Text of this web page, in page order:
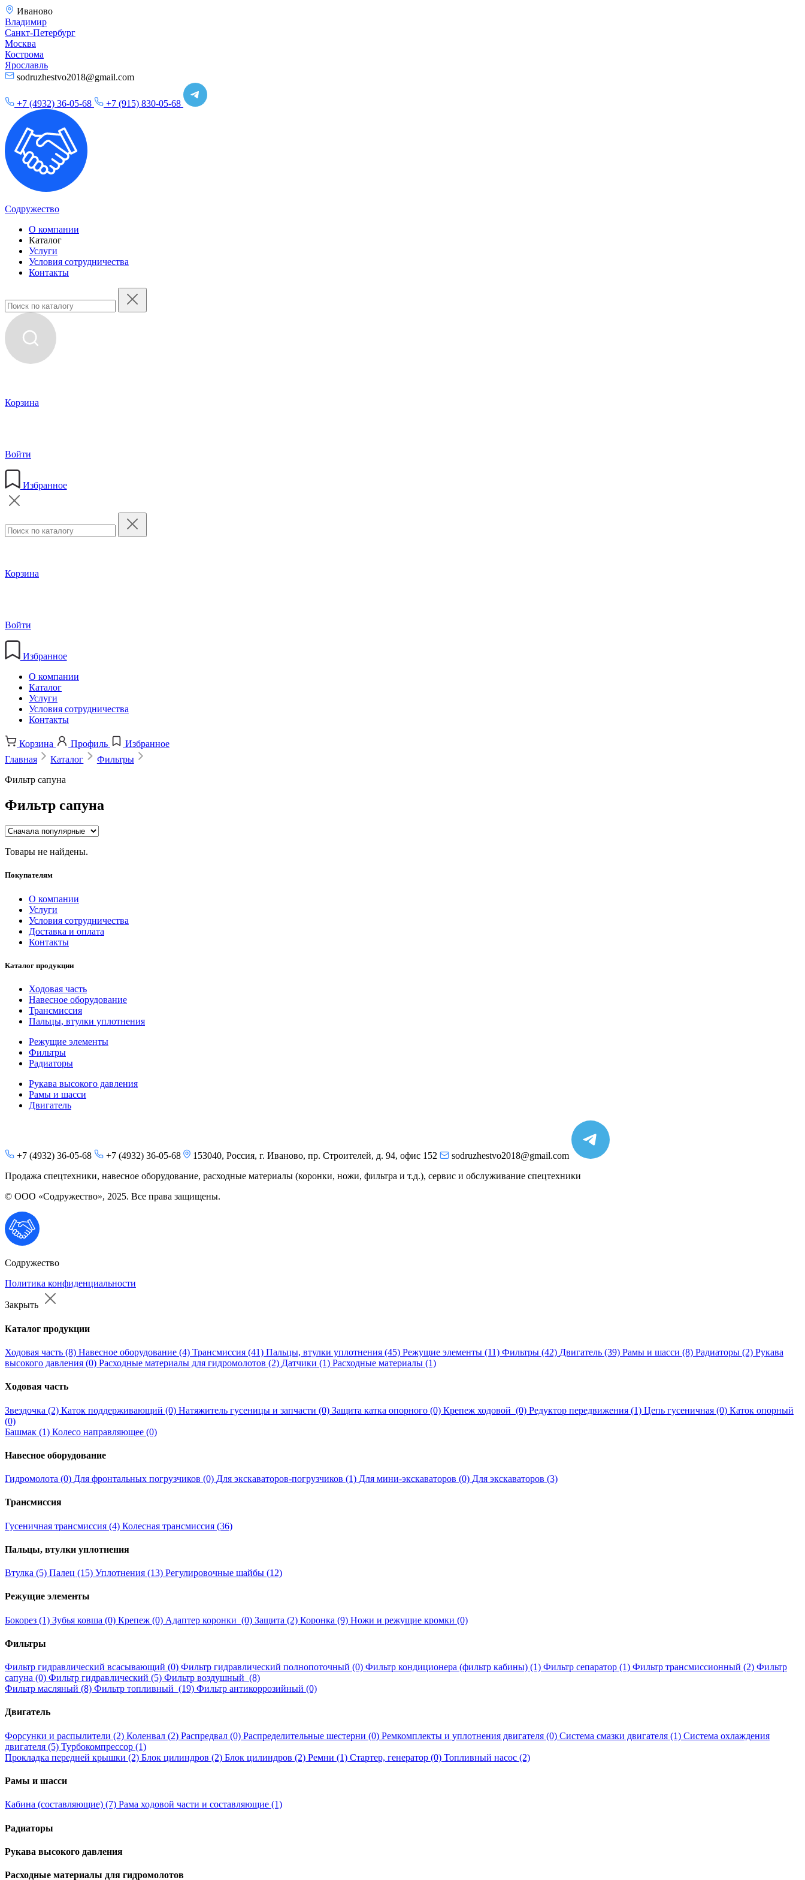
Иваново
Владимир
Санкт-Петербург
Москва
Кострома
Ярославль
sodruzhestvo2018@gmail.com
+7 (4932) 36-05-68 +7 (915) 830-05-68
Содружество
О компании
Каталог
Услуги
Условия сотрудничества
Контакты
Корзина
Войти
Избранное
Корзина
Войти
Избранное
О компании
Каталог
Услуги
Условия сотрудничества
Контакты
Корзина Профиль
Избранное
Главная
Каталог
Фильтры
Фильтр сапуна
Фильтр сапуна
Товары не найдены.
Покупателям
О компании
Услуги
Условия сотрудничества
Доставка и оплата
Контакты
Каталог продукции
Ходовая часть
Навесное оборудование
Трансмиссия
Пальцы, втулки уплотнения
Режущие элементы
Фильтры
Радиаторы
Рукава высокого давления
Рамы и шасси
Двигатель
+7 (4932) 36-05-68 +7 (4932) 36-05-68 153040, Россия, г. Иваново, пр. Строителей, д. 94, офис 152
sodruzhestvo2018@gmail.com
Продажа спецтехники, навесное оборудование, расходные материалы (коронки, ножи, фильтра и т.д.), сервис и обслуживание спецтехники
© ООО «Содружество», 2025. Все права защищены.
Содружество
Политика конфиденциальности
Закрыть
Каталог продукции
Ходовая часть (8) Навесное оборудование (4) Трансмиссия (41) Пальцы, втулки уплотнения (45) Режущие элементы (11) Фильтры (42) Двигатель (39) Рамы и шасси (8) Радиаторы (2) Рукава
высокого давления (0) Расходные материалы для гидромолотов (2) Датчики (1) Расходные материалы (1)
Ходовая часть
Звездочка (2) Каток поддерживающий (0) Натяжитель гусеницы и запчасти (0) Защита катка опорного (0) Крепеж ходовой (0) Редуктор передвижения (1) Цепь гусеничная (0) Каток опорный
(0)
Башмак (1) Колесо направляющее (0)
Навесное оборудование
Гидромолота (0) Для фронтальных погрузчиков (0) Для экскаваторов-погрузчиков (1) Для мини-экскаваторов (0) Для экскаваторов (3)
Трансмиссия
Гусеничная трансмиссия (4) Колесная трансмиссия (36)
Пальцы, втулки уплотнения
Втулка (5) Палец (15) Уплотнения (13) Регулировочные шайбы (12)
Режущие элементы
Бокорез (1) Зубья ковша (0) Крепеж (0) Адаптер коронки (0) Защита (2) Коронка (9) Ножи и режущие кромки (0)
Фильтры
Фильтр гидравлический всасывающий (0) Фильтр гидравлический полнопоточный (0) Фильтр кондиционера (фильтр кабины) (1) Фильтр сепаратор (1) Фильтр трансмиссионный (2) Фильтр
сапуна (0) Фильтр гидравлический (5) Фильтр воздушный (8)
Фильтр масляный (8) Фильтр топливный (19) Фильтр антикоррозийный (0)
Двигатель
Форсунки и распылители (2) Коленвал (2) Распредвал (0) Распределительные шестерни (0) Ремкомплекты и уплотнения двигателя (0) Система смазки двигателя (1) Система охлаждения
двигателя (5) Турбокомпрессор (1)
Прокладка передней крышки (2) Блок цилиндров (2) Блок цилиндров (2) Ремни (1) Стартер, генератор (0) Топливный насос (2)
Рамы и шасси
Кабина (составляющие) (7) Рама ходовой части и составляющие (1)
Радиаторы
Рукава высокого давления
Расходные материалы для гидромолотов